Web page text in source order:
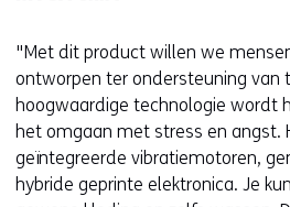
t
e
r
)
(
v
"Met dit product willen we
ontworpen ter ondersteuning van
hoogwaardige technologie wordt
het omgaan met stress en angst.
geïntegreerde vibratiemotoren,
hybride geprinte elektronica. Je